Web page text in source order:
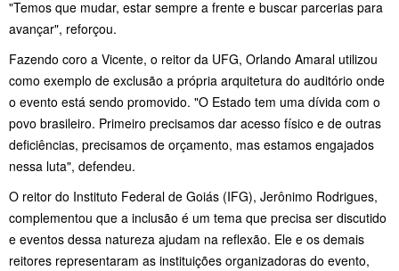
"Temos que mudar, estar sempre a frente e buscar parcerias para
avançar", reforçou.
Fazendo coro a Vicente, o reitor da UFG, Orlando Amaral utilizou
como exemplo de exclusão a própria arquitetura do auditório onde
o evento está sendo promovido. "O Estado tem uma dívida com o
povo brasileiro. Primeiro precisamos dar acesso físico e de outras
deficiências, precisamos de orçamento, mas estamos engajados
nessa luta", defendeu.
O reitor do Instituto Federal de Goiás (IFG), Jerônimo Rodrigues,
complementou que a inclusão é um tema que precisa ser discutido
e eventos dessa natureza ajudam na reflexão. Ele e os demais
reitores representaram as instituições organizadoras do evento,